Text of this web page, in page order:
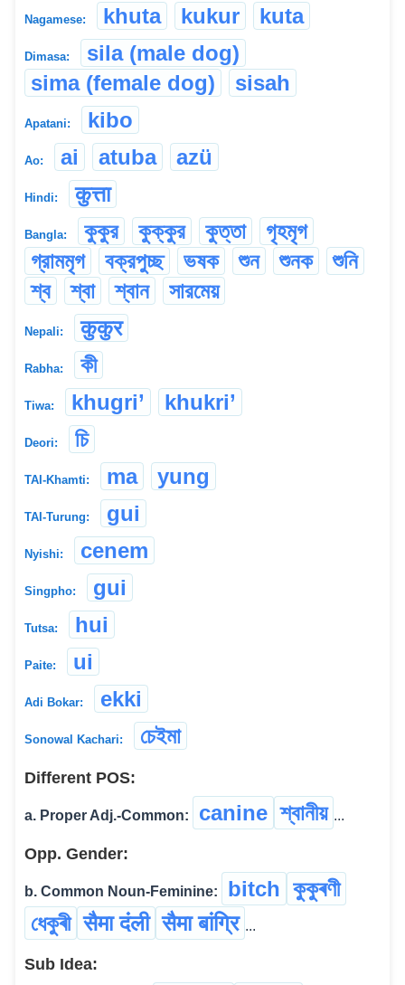
Nagamese: khuta kukur kuta
Dimasa:
sila (male dog)
sima (female dog)
sisah
Apatani: kibo
Ao: ai atuba azü
Hindi: कुत्ता
Bangla: কুকুর কুক্কুর কুত্তা
গৃহমৃগ
গ্রামমৃগ
বক্রপুচ্ছ ভষক শুন শুনক
শুনি
শ্ব
শ্বা শ্বান সারমেয়
Nepali: कुकुर
Rabha: কী
Tiwa: khugri’ khukri’
Deori: চি
TAI-Khamti: ma yung
TAI-Turung: gui
Nyishi: cenem
Singpho: gui
Tutsa: hui
Paite: ui
Adi Bokar: ekki
Sonowal Kachari: চেইমা
Different POS:
a. Proper Adj.-Common: canine শ্বানীয় ...
Opp. Gender:
b. Common Noun-Feminine: bitch কুকুৰণী
ধেকুৰী सैमा दंली सैमा बांग्रि ...
Sub Idea: